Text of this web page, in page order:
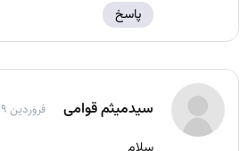
پاسخ
سیدمیثم قوامی
فروردین ۹, ۱۳۹۹ در